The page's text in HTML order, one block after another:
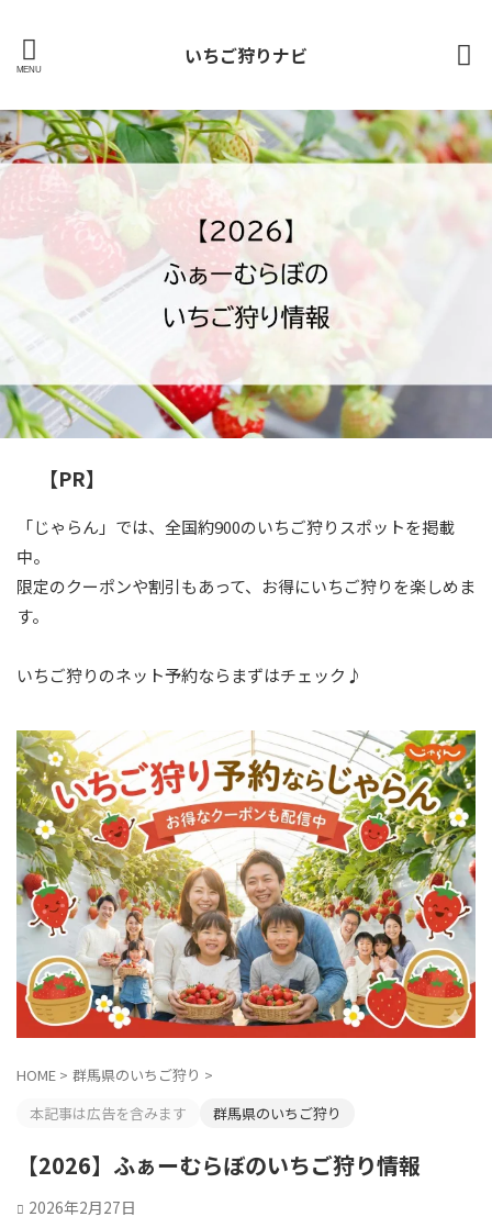
いちご狩りナビ
【PR】
「じゃらん」では、全国約900のいちご狩りスポットを掲載
中。
限定のクーポンや割引もあって、お得にいちご狩りを楽しめま
す。
いちご狩りのネット予約ならまずはチェック♪
HOME > 群馬県のいちご狩り >
本記事は広告を含みます
群馬県のいちご狩り
【2026】ふぁーむらぼのいちご狩り情報
2026年2月27日